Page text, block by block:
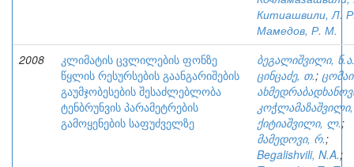
Китиашвили, Л.
Мамедов, Р. М.
2008
კლიმატის ცვლილების ფონზე
წყლის რესურსების გაანგარიშების
გაუმჯობესების შესაძლებლობა
ტენბრუნვის პარამეტრების
გამოყენების საფუძველზე
ბეგალიშვილი, ნ.ა.
ცინცაძე, თ.;
ქიტიაშვილი, ლ.;
მამედოვი, რ.;
Begalishvili, N.A.;